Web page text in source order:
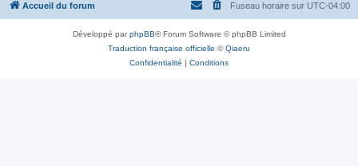
Accueil du forum Fuseau horaire sur UTC-04:00
Développé parphpBB® Forum Software © phpBB Limited
Traduction française officielle ©Qiaeru
Confidentialité | Conditions